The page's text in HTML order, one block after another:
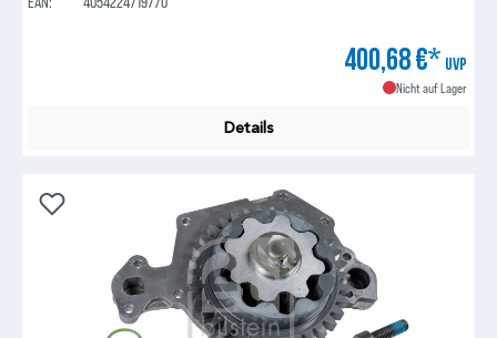
400,68 €* UVP
Nicht auf Lager
Details